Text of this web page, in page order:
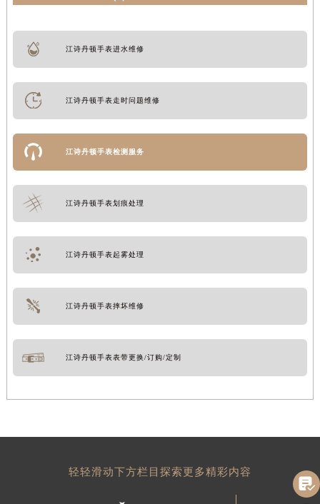
江诗丹顿手表进水维修
江诗丹顿手表走时问题维修
江诗丹顿手表检测服务
江诗丹顿手表划痕处理
江诗丹顿手表起雾处理
江诗丹顿手表摔坏维修
江诗丹顿手表表带更换/订购/定制
轻轻滑动下方栏目探索更多精彩内容
